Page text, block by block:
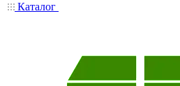
Каталог